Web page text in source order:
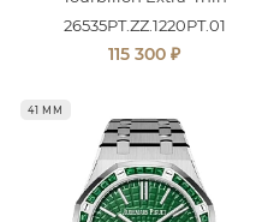
26535PT.ZZ.1220PT.01
115 300 ₽
41 ММ